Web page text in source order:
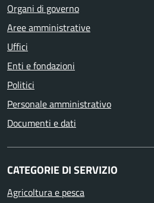
Organi di governo
Aree amministrative
Uffici
Enti e fondazioni
Politici
Personale amministrativo
Documenti e dati
CATEGORIE DI SERVIZIO
Agricoltura e pesca